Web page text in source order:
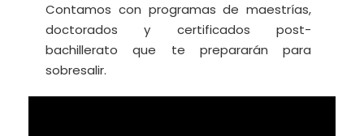
Contamos con programas de maestrías,
doctorados y certificados post-
bachillerato que te prepararán para
sobresalir.